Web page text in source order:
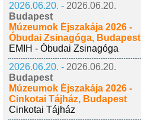
2026.06.20. - 2026.06.20.
Budapest
Múzeumok Éjszakája 2026 -
Óbudai Zsinagóga, Budapest
EMIH - Óbudai Zsinagóga
2026.06.20. - 2026.06.20.
Budapest
Múzeumok Éjszakája 2026 -
Cinkotai Tájház, Budapest
Cinkotai Tájház